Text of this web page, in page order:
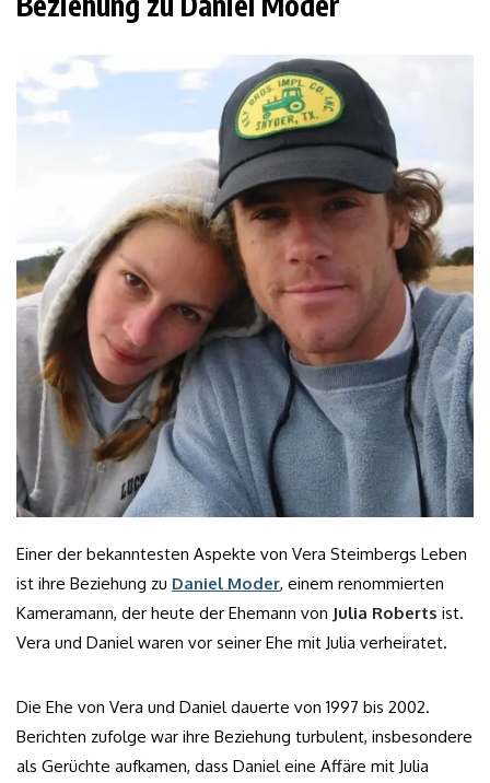
Einer der bekanntesten Aspekte von Vera Steimbergs Leben
ist ihre Beziehung zu Daniel Moder, einem renommierten
Kameramann, der heute der Ehemann von Julia Roberts ist.
Vera und Daniel waren vor seiner Ehe mit Julia verheiratet.
Die Ehe von Vera und Daniel dauerte von 1997 bis 2002.
Berichten zufolge war ihre Beziehung turbulent, insbesondere
als Gerüchte aufkamen, dass Daniel eine Affäre mit Julia